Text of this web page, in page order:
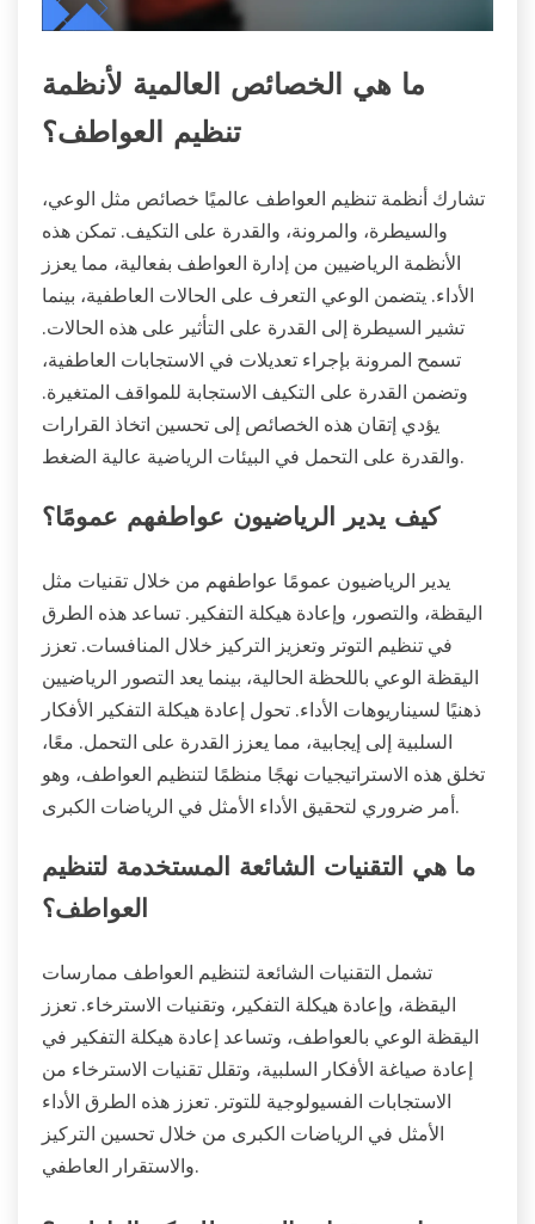
ما هي الخصائص العالمية لأنظمة
تنظيم العواطف؟
تشارك أنظمة تنظيم العواطف عالميًا خصائص مثل الوعي،
والسيطرة، والمرونة، والقدرة على التكيف. تمكن هذه
الأنظمة الرياضيين من إدارة العواطف بفعالية، مما يعزز
الأداء. يتضمن الوعي التعرف على الحالات العاطفية، بينما
تشير السيطرة إلى القدرة على التأثير على هذه الحالات.
تسمح المرونة بإجراء تعديلات في الاستجابات العاطفية،
وتضمن القدرة على التكيف الاستجابة للمواقف المتغيرة.
يؤدي إتقان هذه الخصائص إلى تحسين اتخاذ القرارات
والقدرة على التحمل في البيئات الرياضية عالية الضغط.
كيف يدير الرياضيون عواطفهم عمومًا؟
يدير الرياضيون عمومًا عواطفهم من خلال تقنيات مثل
اليقظة، والتصور، وإعادة هيكلة التفكير. تساعد هذه الطرق
في تنظيم التوتر وتعزيز التركيز خلال المنافسات. تعزز
اليقظة الوعي باللحظة الحالية، بينما يعد التصور الرياضيين
ذهنيًا لسيناريوهات الأداء. تحول إعادة هيكلة التفكير الأفكار
السلبية إلى إيجابية، مما يعزز القدرة على التحمل. معًا،
تخلق هذه الاستراتيجيات نهجًا منظمًا لتنظيم العواطف، وهو
أمر ضروري لتحقيق الأداء الأمثل في الرياضات الكبرى.
ما هي التقنيات الشائعة المستخدمة لتنظيم
العواطف؟
تشمل التقنيات الشائعة لتنظيم العواطف ممارسات
اليقظة، وإعادة هيكلة التفكير، وتقنيات الاسترخاء. تعزز
اليقظة الوعي بالعواطف، وتساعد إعادة هيكلة التفكير في
إعادة صياغة الأفكار السلبية، وتقلل تقنيات الاسترخاء من
الاستجابات الفسيولوجية للتوتر. تعزز هذه الطرق الأداء
الأمثل في الرياضات الكبرى من خلال تحسين التركيز
والاستقرار العاطفي.